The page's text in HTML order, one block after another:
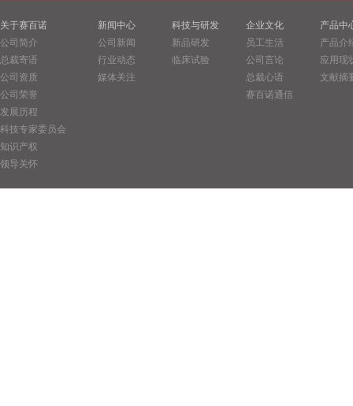
关于赛百诺
公司简介
总裁寄语
公司资质
公司荣誉
发展历程
科技专家委员会
知识产权
领导关怀
新闻中心
公司新闻
行业动态
媒体关注
科技与研发
新品研发
临床试验
企业文化
员工生活
公司言论
总裁心语
赛百诺通信
产品中
产品介
应用现
文献摘